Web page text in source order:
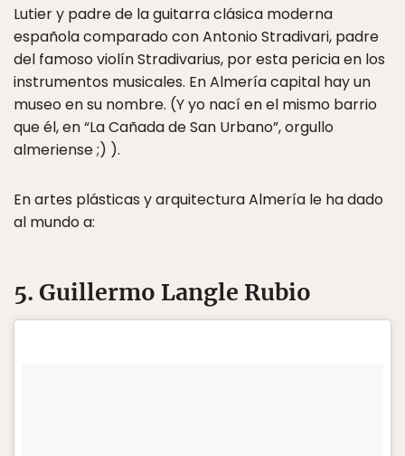
Lutier y padre de la guitarra clásica moderna
española comparado con Antonio Stradivari, padre
del famoso violín Stradivarius, por esta pericia en los
instrumentos musicales. En Almería capital hay un
museo en su nombre. (Y yo nací en el mismo barrio
que él, en “La Cañada de San Urbano”, orgullo
almeriense ;) ).
En artes plásticas y arquitectura Almería le ha dado
al mundo a:
5. Guillermo Langle Rubio